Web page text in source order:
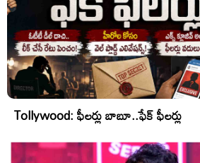
Tollywood: ఫీలర్లు బాబూ..ఫేక్ ఫీలర్లు